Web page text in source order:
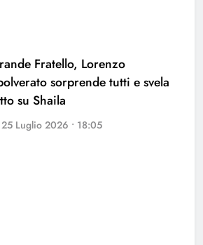
Fratello, Lorenzo
sorprende tutti e svela
su Shaila
25 Luglio 2026 • 18:05